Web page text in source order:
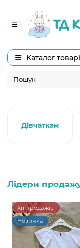
Каталог
Дівчаткам
Лідери
Хіт продажів!
Новинка